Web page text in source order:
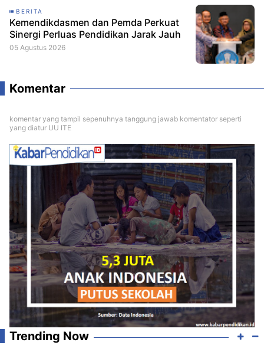
BERITA
Kemendikdasmen dan Pemda Perkuat
Sinergi Perluas Pendidikan Jarak Jauh
05 Agustus 2026
Komentar
komentar yang tampil sepenuhnya tanggung jawab komentator seperti
yang diatur UU ITE
Trending Now